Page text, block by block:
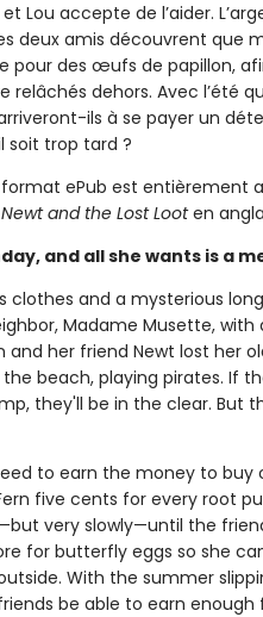
Lou accepte de l’aider.
deux amis découvrent que
pour des œufs de papillon,
relâchés dehors. Avec l’été
ils à se payer un
soit trop tard ?
ePub est entièrement
and the Lost Looten
and all she wants is a
clothes and a mysterious
Madame Musette,
and her friend Newt lost her
beach, playing pirates. If
they'll be in the clear. But
to earn the money to buy
five cents for every root
very slowly—until the
for butterfly eggs so she
With the summer
be able to earn